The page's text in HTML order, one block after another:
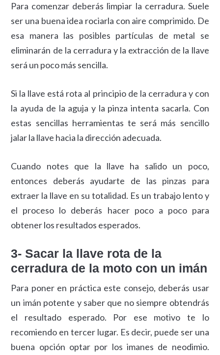
Para comenzar deberás limpiar la cerradura. Suele
ser una buena idea rociarla con aire comprimido. De
esa manera las posibles partículas de metal se
eliminarán de la cerradura y la extracción de la llave
será un poco más sencilla.
Si la llave está rota al principio de la cerradura y con
la ayuda de la aguja y la pinza intenta sacarla. Con
estas sencillas herramientas te será más sencillo
jalar la llave hacia la dirección adecuada.
Cuando notes que la llave ha salido un poco,
entonces deberás ayudarte de las pinzas para
extraer la llave en su totalidad. Es un trabajo lento y
el proceso lo deberás hacer poco a poco para
obtener los resultados esperados.
3- Sacar la llave rota de la
cerradura de la moto con un imán
Para poner en práctica este consejo, deberás usar
un imán potente y saber que no siempre obtendrás
el resultado esperado. Por ese motivo te lo
recomiendo en tercer lugar. Es decir, puede ser una
buena opción optar por los imanes de neodimio.